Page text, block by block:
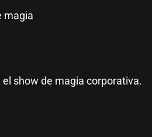
show de magia corporativa.